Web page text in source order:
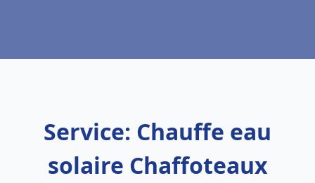
Service: Chauffe eau
solaire Chaffoteaux